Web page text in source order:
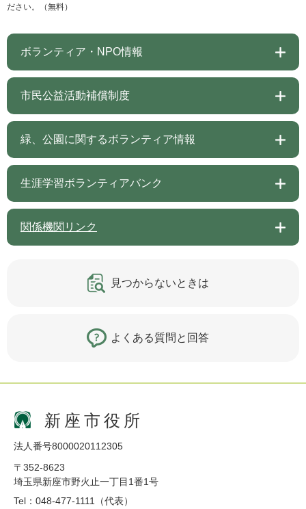
ださい。（無料）
ボランティア・NPO情報
市民公益活動補償制度
緑、公園に関するボランティア情報
生涯学習ボランティアバンク
関係機関リンク
見つからないときは
よくある質問と回答
新座市役所
法人番号8000020112305
〒352-8623
埼玉県新座市野火止一丁目1番1号
Tel：048-477-1111（代表）